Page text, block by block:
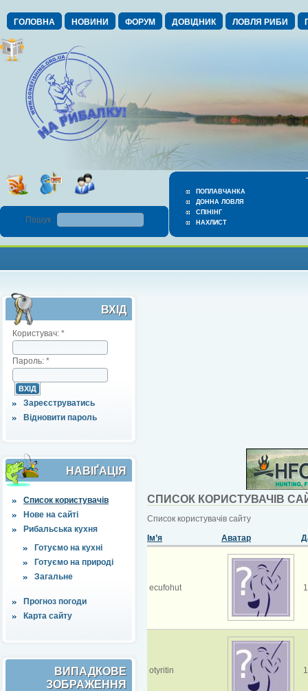
ГОЛОВНА НОВИНИ ФОРУМ ДОВІДНИК ЛОВЛЯ РИБИ
ПОПЛАВЧАНКА
ДОННА ЛОВЛЯ
СПІНІНГ
НАХЛИСТ
Пошук :
ВХІД
Користувач: *
Пароль: *
Зареєструватись
Відновити пароль
НАВІҐАЦІЯ
Список користувачів
Нове на сайті
Рибальська кухня
Готуємо на кухні
Готуємо на природі
Загальне
Прогноз погоди
Карта сайту
ВИПАДКОВЕ
ЗОБРАЖЕННЯ
СПИСОК КОРИСТУВАЧІВ
Список користувачів сайту
Ім’я
Аватар
ecufohut
otyritin